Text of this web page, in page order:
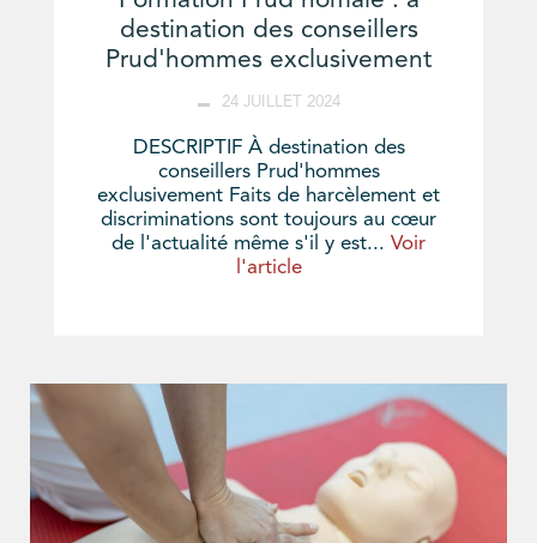
destination des conseillers
Prud'hommes exclusivement
24 JUILLET 2024
DESCRIPTIF À destination des
conseillers Prud'hommes
exclusivement Faits de harcèlement et
discriminations sont toujours au cœur
de l'actualité même s'il y est... Voir
l'article